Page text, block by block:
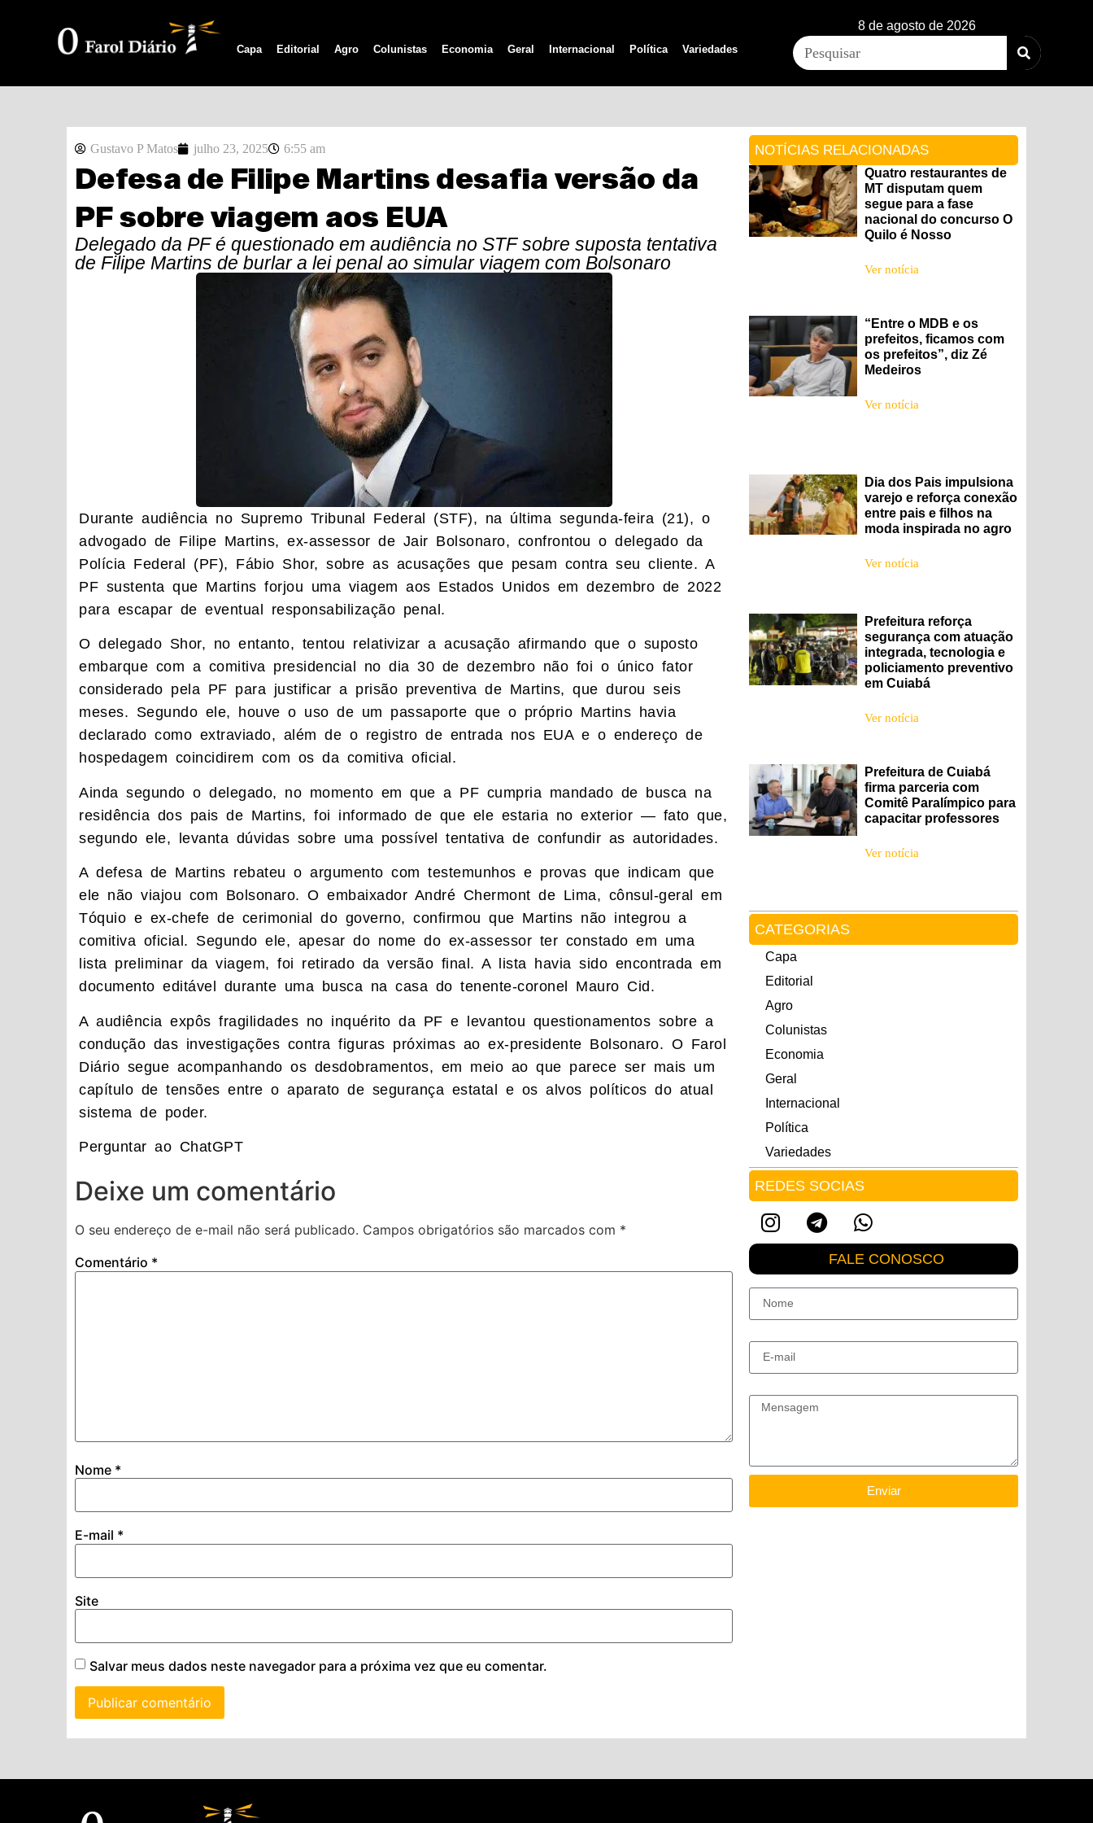
Capa Editorial Agro Colunistas Economia Geral Internacional Política Variedades
8 de agosto de 2026
Gustavo P Matos julho 23, 2025 6:55 am
Defesa de Filipe Martins desafia versão da
PF sobre viagem aos EUA
Delegado da PF é questionado em audiência no STF sobre suposta tentativa
de Filipe Martins de burlar a lei penal ao simular viagem com Bolsonaro
Durante audiência no Supremo Tribunal Federal (STF), na última segunda-feira (21), o
advogado de Filipe Martins, ex-assessor de Jair Bolsonaro, confrontou o delegado da
Polícia Federal (PF), Fábio Shor, sobre as acusações que pesam contra seu cliente. A
PF sustenta que Martins forjou uma viagem aos Estados Unidos em dezembro de 2022
para escapar de eventual responsabilização penal.
O delegado Shor, no entanto, tentou relativizar a acusação afirmando que o suposto
embarque com a comitiva presidencial no dia 30 de dezembro não foi o único fator
considerado pela PF para justificar a prisão preventiva de Martins, que durou seis
meses. Segundo ele, houve o uso de um passaporte que o próprio Martins havia
declarado como extraviado, além de o registro de entrada nos EUA e o endereço de
hospedagem coincidirem com os da comitiva oficial.
Ainda segundo o delegado, no momento em que a PF cumpria mandado de busca na
residência dos pais de Martins, foi informado de que ele estaria no exterior — fato que,
segundo ele, levanta dúvidas sobre uma possível tentativa de confundir as autoridades.
A defesa de Martins rebateu o argumento com testemunhos e provas que indicam que
ele não viajou com Bolsonaro. O embaixador André Chermont de Lima, cônsul-geral em
Tóquio e ex-chefe de cerimonial do governo, confirmou que Martins não integrou a
comitiva oficial. Segundo ele, apesar do nome do ex-assessor ter constado em uma
lista preliminar da viagem, foi retirado da versão final. A lista havia sido encontrada em
documento editável durante uma busca na casa do tenente-coronel Mauro Cid.
A audiência expôs fragilidades no inquérito da PF e levantou questionamentos sobre a
condução das investigações contra figuras próximas ao ex-presidente Bolsonaro. O Farol
Diário segue acompanhando os desdobramentos, em meio ao que parece ser mais um
capítulo de tensões entre o aparato de segurança estatal e os alvos políticos do atual
sistema de poder.
Perguntar ao ChatGPT
Deixe um comentário
O seu endereço de e-mail não será publicado. Campos obrigatórios são marcados com *
Comentário *
Nome *
E-mail *
Site
Salvar meus dados neste navegador para a próxima vez que eu comentar.
NOTÍCIAS RELACIONADAS
Quatro restaurantes de
MT disputam quem
segue para a fase
nacional do concurso O
Quilo é Nosso
Ver notícia
“Entre o MDB e os
prefeitos, ficamos com
os prefeitos”, diz Zé
Medeiros
Ver notícia
Dia dos Pais impulsiona
varejo e reforça conexão
entre pais e filhos na
moda inspirada no agro
Ver notícia
Prefeitura reforça
segurança com atuação
integrada, tecnologia e
policiamento preventivo
em Cuiabá
Ver notícia
Prefeitura de Cuiabá
firma parceria com
Comitê Paralímpico para
capacitar professores
Ver notícia
CATEGORIAS
Capa
Editorial
Agro
Colunistas
Economia
Geral
Internacional
Política
Variedades
REDES SOCIAS
FALE CONOSCO
Enviar